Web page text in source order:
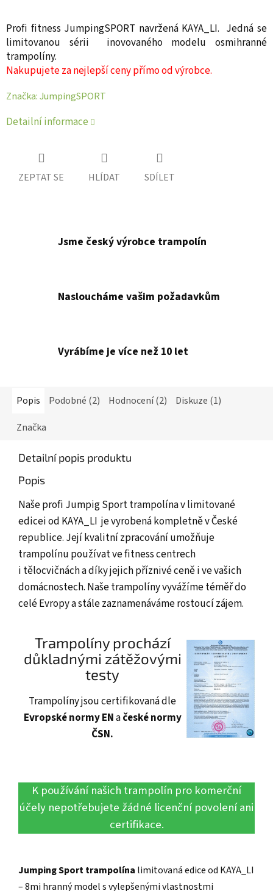
Profi fitness JumpingSPORT navržená KAYA_LI. Jedná se
limitovanou sérii inovovaného modelu osmihranné
trampolíny.
Nakupujete za nejlepší ceny přímo od výrobce.
Značka:JumpingSPORT
Detailní informace
ZEPTAT SE HLÍDAT SDÍLET
Jsme český výrobce trampolín
Nasloucháme vašim požadavkům
Vyrábíme je více než 10 let
Popis Podobné (2) Hodnocení (2)
Diskuze (1)
Značka
Detailní popis produktu
Popis
Naše profi Jumpig Sport trampolína v limitované
edicei od KAYA_LI je vyrobená kompletně v České
republice. Její kvalitní zpracování umožňuje
trampolínu používat ve fitness centrech
i tělocvičnách a díky jejich příznivé ceně i ve vašich
domácnostech. Naše trampolíny vyvážíme téměř do
celé Evropy a stále zaznamenáváme rostoucí zájem.
Trampolíny prochází
důkladnými zátěžovými
testy
Trampolíny jsou certifikovaná dle
Evropské normy ENačeské normy
ČSN.
K používání našich trampolín pro komerční
účely nepotřebujete žádné licenční povolení ani
certifikace.
Jumping Sport trampolína limitovaná edice od KAYA_LI
– 8mi hranný model s vylepšenými vlastnostmi